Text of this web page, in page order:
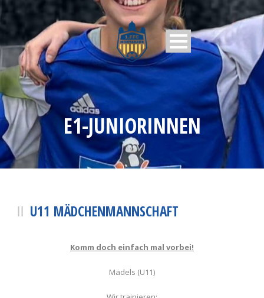
E1-JUNIORINNEN
U11 MÄDCHENMANNSCHAFT
Komm doch einfach mal vorbei!
Mädels (U11)